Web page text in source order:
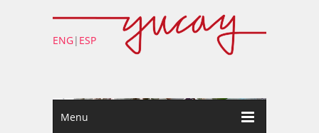
ENG| ESP
Menu